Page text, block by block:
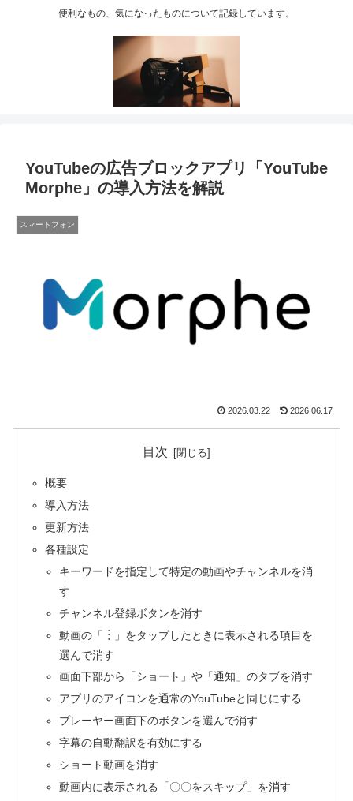
便利なもの、気になったものについて記録しています。
YouTubeの広告ブロックアプリ「YouTube
Morphe」の導入方法を解説
スマートフォン
2026.03.22 2026.06.17
目次
概要
導入方法
更新方法
各種設定
キーワードを指定して特定の動画やチャンネルを消
す
チャンネル登録ボタンを消す
動画の「︙」をタップしたときに表示される項目を
選んで消す
画面下部から「ショート」や「通知」のタブを消す
アプリのアイコンを通常のYouTubeと同じにする
プレーヤー画面下のボタンを選んで消す
字幕の自動翻訳を有効にする
ショート動画を消す
動画内に表示される「〇〇をスキップ」を消す